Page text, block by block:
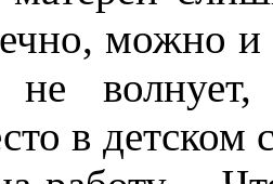
можно и
волнует,
в детском